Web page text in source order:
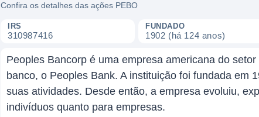
Confira os detalhes das ações PEBO
IRS
310987416
FUNDADO
1902 (há 124 anos)
Peoples Bancorp é uma empresa americana do
banco, o Peoples Bank. A instituição foi fundada em
suas atividades. Desde então, a empresa evoluiu,
indivíduos quanto para empresas.